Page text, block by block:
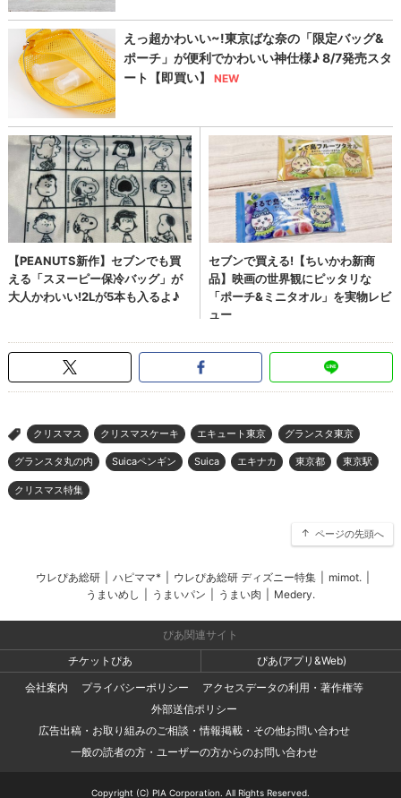
> クリスマス クリスマスケーキ エキュート東京 グランスタ東京
グランスタ丸の内 Suicaペンギン Suica エキナカ 東京都 東京駅
クリスマス特集
ページの先頭へ
ウレぴあ総研 ハピママ* ウレぴあ総研 ディズニー特集 mimot.
うまいめし
うまいパン うまい肉 Medery.
ぴあ関連サイト
チケットぴあ
ぴあ(アプリ&Web)
会社案内
プライバシーポリシー
アクセスデータの利用・著作権等
外部送信ポリシー
広告出稿・お取り組みのご相談・情報掲載・その他お問い合わせ
一般の読者の方・ユーザーの方からのお問い合わせ
Copyright (C) PIA Corporation. All Rights Reserved.